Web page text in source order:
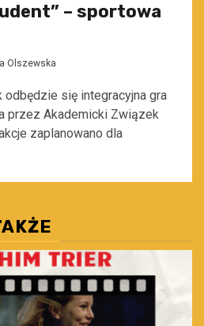
– sportowa
Olszewska
się integracyjna gra
przez Akademicki Związek
zaplanowano dla